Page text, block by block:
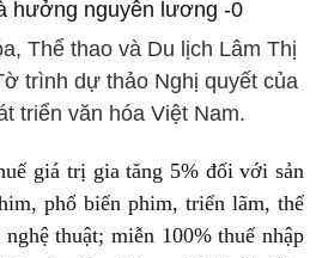
Thể thao và Du lịch Lâm Thị
trình dự thảo Nghị quyết của
triển văn hóa Việt Nam.
giá trị gia tăng 5% đối với sản
phổ biến phim, triển lãm, thể
thuật; miễn 100% thuế nhập